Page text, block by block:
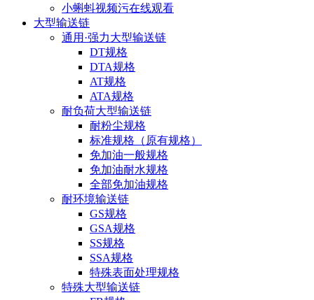
小蝌蚪视频污在线观看
大型输送链
通用·强力大型输送链
DT规格
DTA规格
AT规格
ATA规格
耐负荷大型输送链
耐粉尘规格
标准规格（原有规格）
免加油一般规格
免加油耐水规格
全部免加油规格
耐环境输送链
GS规格
GSA规格
SS规格
SSA规格
特殊表面处理规格
特殊大型输送链